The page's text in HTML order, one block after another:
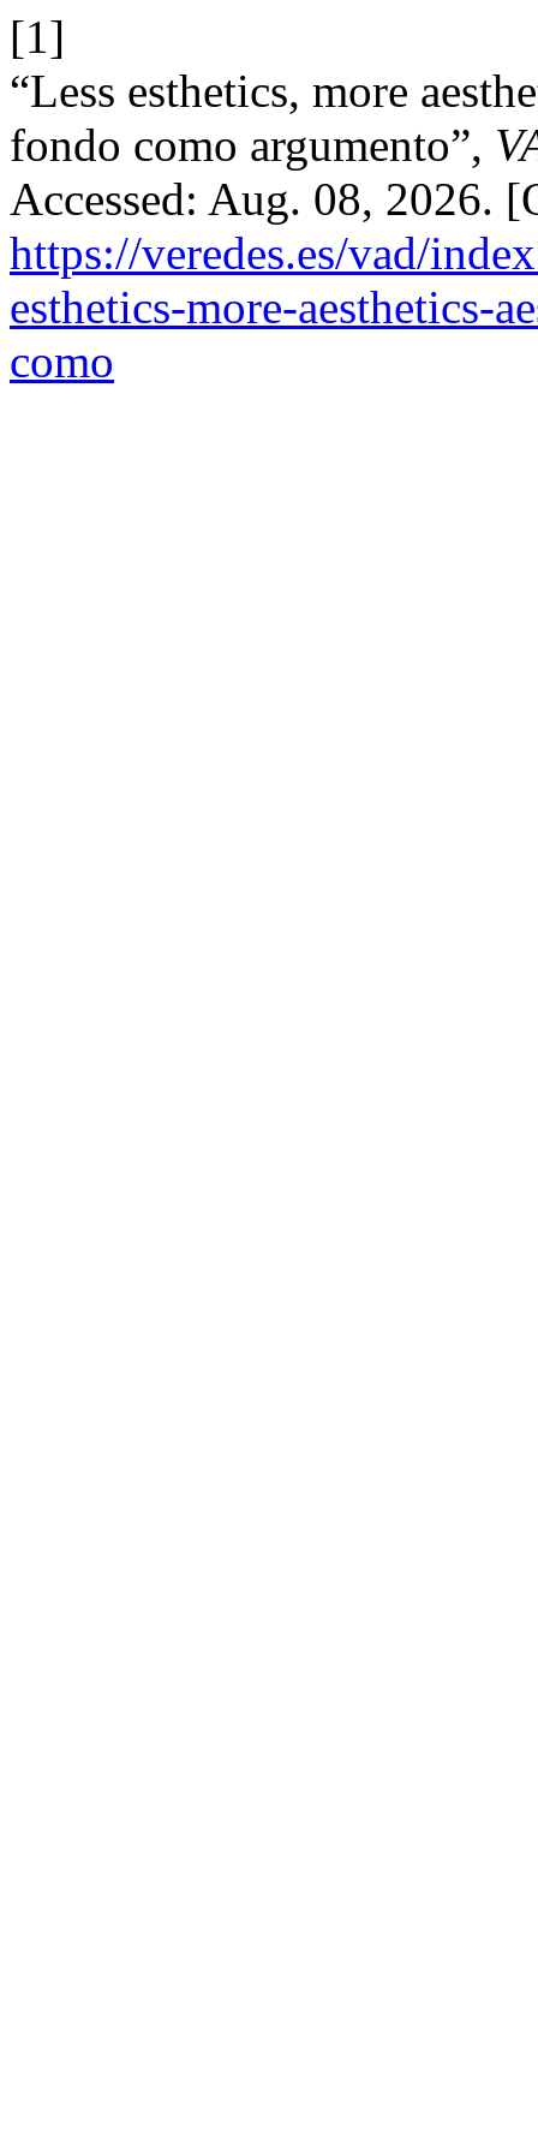
[1]
“Less esthetics, more
fondo como argumento”,
Accessed: Aug. 08, 2026.
https://veredes.es/vad/
esthetics-more-aesthetics-
como